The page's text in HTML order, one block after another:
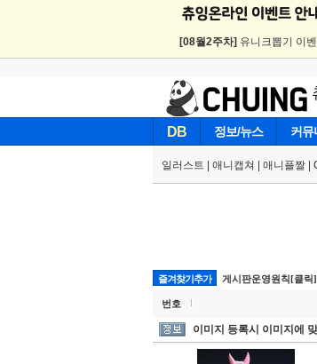
[08월2주차] 유니크뽑기 이
DB 정보/뉴스 커뮤
일러스트 애니캡쳐 애니플짤
즐겨찾기추가
게시판운영원칙[클릭]
번호
이미지 등록시 이미지에